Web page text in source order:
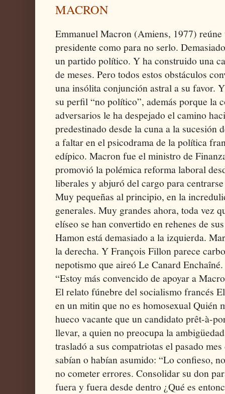
MACRON
Emmanuel Macron (Amiens, 1977) reúne
presidente como para no serlo.
un partido político. Y ha construido una
de meses. Pero todos estos obstáculos
una insólita conjunción astral a su favor.
su perfil “no político”, además porque la
adversarios le ha despejado el camino
predestinado desde la cuna a la sucesión
a faltar en el psicodrama de la política
edípico. Macron fue el ministro de
promovió la polémica reforma laboral
liberales y abjuró del cargo para
Muy pequeñas al principio, en la
generales. Muy grandes ahora, toda vez
elíseo se han convertido en rehenes de
Hamon está demasiado a la izquierda.
la derecha. Y François Fillon parece
nepotismo que aireó Le Canard
“Estoy más convencido de apoyar a
El relato fúnebre del socialismo francés
en un mitin que no es homosexual Quién
hueco vacante que un candidato prêt-à-
llevar, a quien no preocupa la
trasladó a sus compatriotas el pasado
sabían o habían asumido: “Lo confieso,
no cometer errores. Consolidar su don
fuera y fuera desde dentro ¿Qué es